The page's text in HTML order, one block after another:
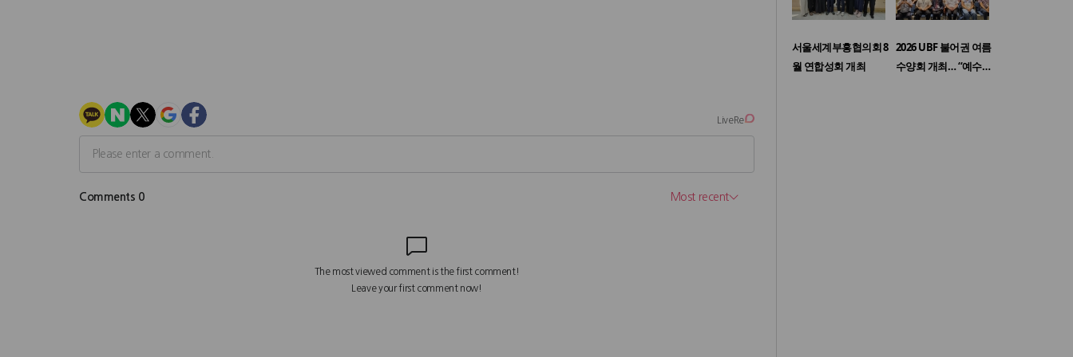
서울세계부흥협의회 8
월 연합성회 개최
2026 UBF 불어권 여름
수양회 개최… “예수…